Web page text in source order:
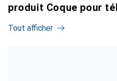
produit Coque pour
Tout afficher